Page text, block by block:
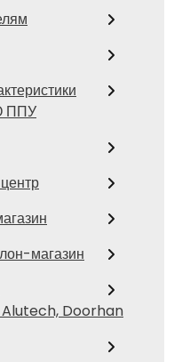
ППУ
магазин
Alutech, Doorhan